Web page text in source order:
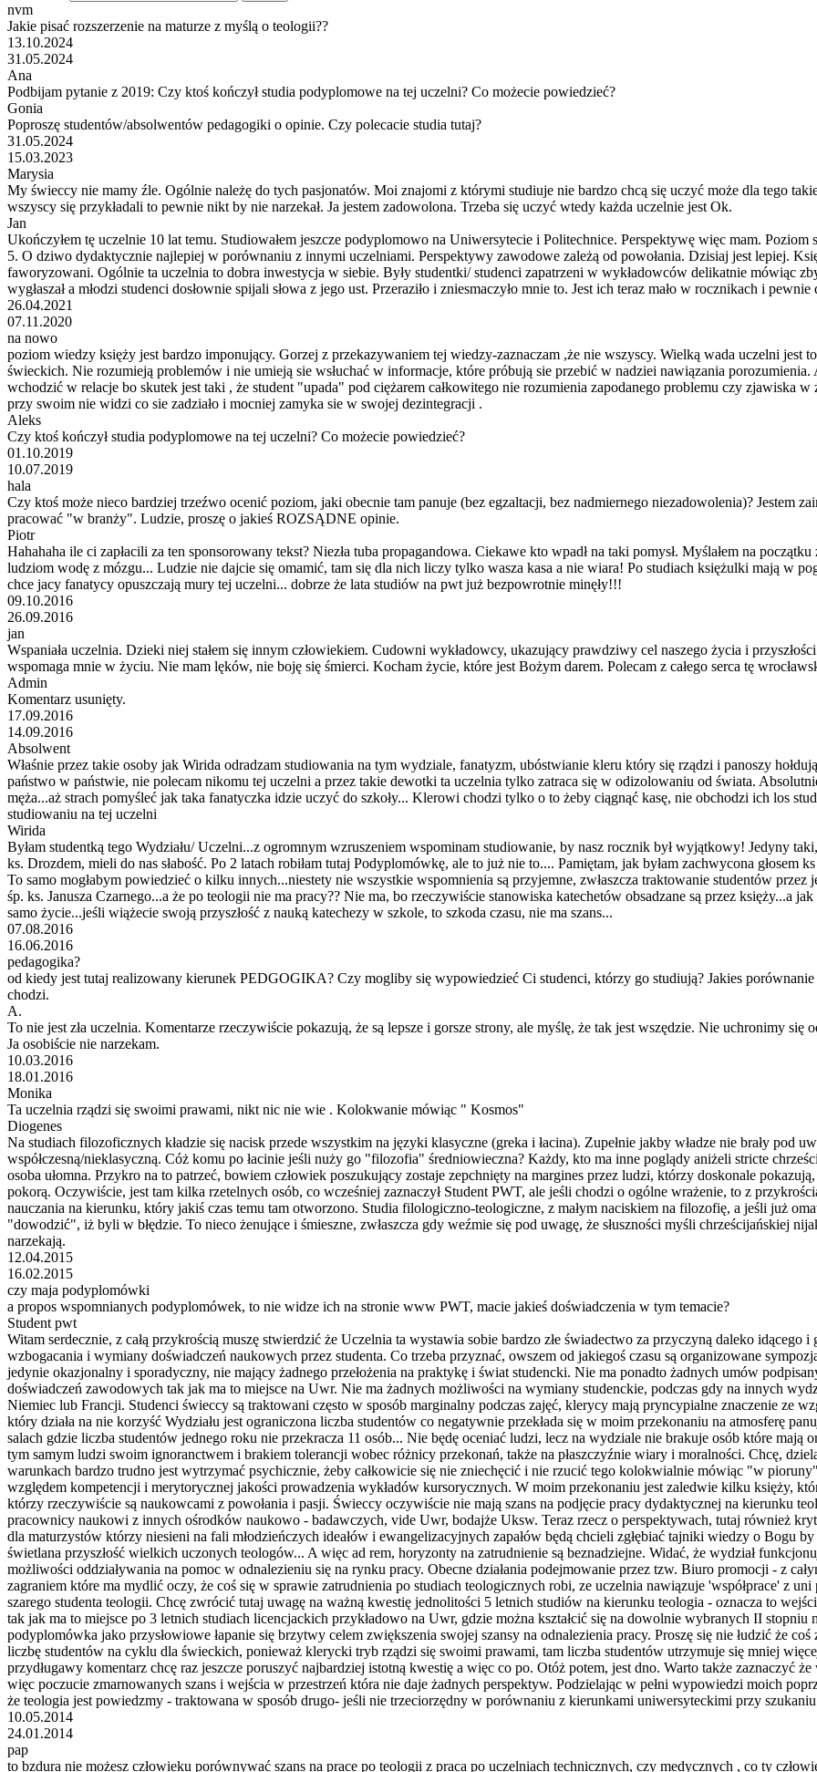
nvm
Jakie pisać rozszerzenie na maturze z myślą o teologii??
13.10.2024
31.05.2024
Ana
Podbijam pytanie z 2019: Czy ktoś kończył studia podyplomowe na tej uczelni? Co możecie powiedzieć?
Gonia
Poproszę studentów/absolwentów pedagogiki o opinie. Czy polecacie studia tutaj?
31.05.2024
15.03.2023
Marysia
My świeccy nie mamy źle. Ogólnie należę do tych pasjonatów. Moi znajomi z którymi studiuje nie bardzo chcą się uczyć może dla tego
wszyscy się przykładali to pewnie nikt by nie narzekał. Ja jestem zadowolona. Trzeba się uczyć wtedy każda uczelnie jest Ok.
Jan
Ukończyłem tę uczelnie 10 lat temu. Studiowałem jeszcze podyplomowo na Uniwersytecie i Politechnice. Perspektywę więc mam.
5. O dziwo dydaktycznie najlepiej w porównaniu z innymi uczelniami. Perspektywy zawodowe zależą od powołania. Dzisiaj jest lepiej.
faworyzowani. Ogólnie ta uczelnia to dobra inwestycja w siebie. Były studentki/ studenci zapatrzeni w wykładowców delikatnie mówiąc
wygłaszał a młodzi studenci dosłownie spijali słowa z jego ust. Przeraziło i zniesmaczyło mnie to. Jest ich teraz mało w rocznikach i
26.04.2021
07.11.2020
na nowo
poziom wiedzy księży jest bardzo imponujący. Gorzej z przekazywaniem tej wiedzy-zaznaczam ,że nie wszyscy. Wielką wada uczelni jest
świeckich. Nie rozumieją problemów i nie umieją sie wsłuchać w informacje, które próbują sie przebić w nadziei nawiązania
wchodzić w relacje bo skutek jest taki , że student "upada" pod ciężarem całkowitego nie rozumienia zapodanego problemu czy zjawiska
przy swoim nie widzi co sie zadziało i mocniej zamyka sie w swojej dezintegracji .
Aleks
Czy ktoś kończył studia podyplomowe na tej uczelni? Co możecie powiedzieć?
01.10.2019
10.07.2019
hala
Czy ktoś może nieco bardziej trzeźwo ocenić poziom, jaki obecnie tam panuje (bez egzaltacji, bez nadmiernego niezadowolenia)? Jestem
pracować "w branży". Ludzie, proszę o jakieś ROZSĄDNE opinie.
Piotr
Hahahaha ile ci zapłacili za ten sponsorowany tekst? Niezła tuba propagandowa. Ciekawe kto wpadł na taki pomysł. Myślałem na
ludziom wodę z mózgu... Ludzie nie dajcie się omamić, tam się dla nich liczy tylko wasza kasa a nie wiara! Po studiach księżulki mają w
chce jacy fanatycy opuszczają mury tej uczelni... dobrze że lata studiów na pwt już bezpowrotnie minęły!!!
09.10.2016
26.09.2016
jan
Wspaniała uczelnia. Dzieki niej stałem się innym człowiekiem. Cudowni wykładowcy, ukazujący prawdziwy cel naszego życia i
wspomaga mnie w życiu. Nie mam lęków, nie boję się śmierci. Kocham życie, które jest Bożym darem. Polecam z całego serca tę
Admin
Komentarz usunięty.
17.09.2016
14.09.2016
Absolwent
Właśnie przez takie osoby jak Wirida odradzam studiowania na tym wydziale, fanatyzm, ubóstwianie kleru który się rządzi i panoszy
państwo w państwie, nie polecam nikomu tej uczelni a przez takie dewotki ta uczelnia tylko zatraca się w odizolowaniu od świata.
męża...aż strach pomyśleć jak taka fanatyczka idzie uczyć do szkoły... Klerowi chodzi tylko o to żeby ciągnąć kasę, nie obchodzi ich los
studiowaniu na tej uczelni
Wirida
Byłam studentką tego Wydziału/ Uczelni...z ogromnym wzruszeniem wspominam studiowanie, by nasz rocznik był wyjątkowy! Jedyny
ks. Drozdem, mieli do nas słabość. Po 2 latach robiłam tutaj Podyplomówkę, ale to już nie to.... Pamiętam, jak byłam zachwycona głosem
To samo mogłabym powiedzieć o kilku innych...niestety nie wszystkie wspomnienia są przyjemne, zwłaszcza traktowanie studentów
śp. ks. Janusza Czarnego...a że po teologii nie ma pracy?? Nie ma, bo rzeczywiście stanowiska katechetów obsadzane są przez księży...a
samo życie...jeśli wiążecie swoją przyszłość z nauką katechezy w szkole, to szkoda czasu, nie ma szans...
07.08.2016
16.06.2016
pedagogika?
od kiedy jest tutaj realizowany kierunek PEDGOGIKA? Czy mogliby się wypowiedzieć Ci studenci, którzy go studiują? Jakies
chodzi.
A.
To nie jest zła uczelnia. Komentarze rzeczywiście pokazują, że są lepsze i gorsze strony, ale myślę, że tak jest wszędzie. Nie uchronimy
Ja osobiście nie narzekam.
10.03.2016
18.01.2016
Monika
Ta uczelnia rządzi się swoimi prawami, nikt nic nie wie . Kolokwanie mówiąc " Kosmos"
Diogenes
Na studiach filozoficznych kładzie się nacisk przede wszystkim na języki klasyczne (greka i łacina). Zupełnie jakby władze nie brały pod
współczesną/nieklasyczną. Cóż komu po łacinie jeśli nuży go "filozofia" średniowieczna? Każdy, kto ma inne poglądy aniżeli stricte
osoba ułomna. Przykro na to patrzeć, bowiem człowiek poszukujący zostaje zepchnięty na margines przez ludzi, którzy doskonale
pokorą. Oczywiście, jest tam kilka rzetelnych osób, co wcześniej zaznaczył Student PWT, ale jeśli chodzi o ogólne wrażenie, to z
nauczania na kierunku, który jakiś czas temu tam otworzono. Studia filologiczno-teologiczne, z małym naciskiem na filozofię, a jeśli już
"dowodzić", iż byli w błędzie. To nieco żenujące i śmieszne, zwłaszcza gdy weźmie się pod uwagę, że słuszności myśli chrześcijańskiej
narzekają.
12.04.2015
16.02.2015
czy maja podyplomówki
a propos wspomnianych podyplomówek, to nie widze ich na stronie www PWT, macie jakieś doświadczenia w tym temacie?
Student pwt
Witam serdecznie, z całą przykrością muszę stwierdzić że Uczelnia ta wystawia sobie bardzo złe świadectwo za przyczyną daleko
wzbogacania i wymiany doświadczeń naukowych przez studenta. Co trzeba przyznać, owszem od jakiegoś czasu są organizowane
jedynie okazjonalny i sporadyczny, nie mający żadnego przełożenia na praktykę i świat studencki. Nie ma ponadto żadnych umów
doświadczeń zawodowych tak jak ma to miejsce na Uwr. Nie ma żadnych możliwości na wymiany studenckie, podczas gdy na innych
Niemiec lub Francji. Studenci świeccy są traktowani często w sposób marginalny podczas zajęć, klerycy mają pryncypialne znaczenie ze
który działa na nie korzyść Wydziału jest ograniczona liczba studentów co negatywnie przekłada się w moim przekonaniu na atmosferę
salach gdzie liczba studentów jednego roku nie przekracza 11 osób... Nie będę oceniać ludzi, lecz na wydziale nie brakuje osób które mają
tym samym ludzi swoim ignoranctwem i brakiem tolerancji wobec różnicy przekonań, także na płaszczyźnie wiary i moralności. Chcę,
warunkach bardzo trudno jest wytrzymać psychicznie, żeby całkowicie się nie zniechęcić i nie rzucić tego kolokwialnie mówiąc "w
względem kompetencji i merytorycznej jakości prowadzenia wykładów kursorycznych. W moim przekonaniu jest zaledwie kilku księży,
którzy rzeczywiście są naukowcami z powołania i pasji. Świeccy oczywiście nie mają szans na podjęcie pracy dydaktycznej na kierunku
pracownicy naukowi z innych ośrodków naukowo - badawczych, vide Uwr, bodajże Uksw. Teraz rzecz o perspektywach, tutaj również
dla maturzystów którzy niesieni na fali młodzieńczych ideałów i ewangelizacyjnych zapałów będą chcieli zgłębiać tajniki wiedzy o Bogu
świetlana przyszłość wielkich uczonych teologów... A więc ad rem, horyzonty na zatrudnienie są beznadziejne. Widać, że wydział
możliwości oddziaływania na pomoc w odnalezieniu się na rynku pracy. Obecne działania podejmowanie przez tzw. Biuro promocji - z
zagraniem które ma mydlić oczy, że coś się w sprawie zatrudnienia po studiach teologicznych robi, ze uczelnia nawiązuje 'współprace' z
szarego studenta teologii. Chcę zwrócić tutaj uwagę na ważną kwestię jednolitości 5 letnich studiów na kierunku teologia - oznacza to
tak jak ma to miejsce po 3 letnich studiach licencjackich przykładowo na Uwr, gdzie można kształcić się na dowolnie wybranych II stopniu
podyplomówka jako przysłowiowe łapanie się brzytwy celem zwiększenia swojej szansy na odnalezienia pracy. Proszę się nie łudzić że
liczbę studentów na cyklu dla świeckich, ponieważ klerycki tryb rządzi się swoimi prawami, tam liczba studentów utrzymuje się mniej
przydługawy komentarz chcę raz jeszcze poruszyć najbardziej istotną kwestię a więc co po. Otóż potem, jest dno. Warto także zaznaczyć
więc poczucie zmarnowanych szans i wejścia w przestrzeń która nie daje żadnych perspektyw. Podzielając w pełni wypowiedzi moich
że teologia jest powiedzmy - traktowana w sposób drugo- jeśli nie trzeciorzędny w porównaniu z kierunkami uniwersyteckimi przy
10.05.2014
24.01.2014
pap
to bzdura nie możesz człowieku porównywać szans na prace po teologii z praca po uczelniach technicznych, czy medycznych , co ty